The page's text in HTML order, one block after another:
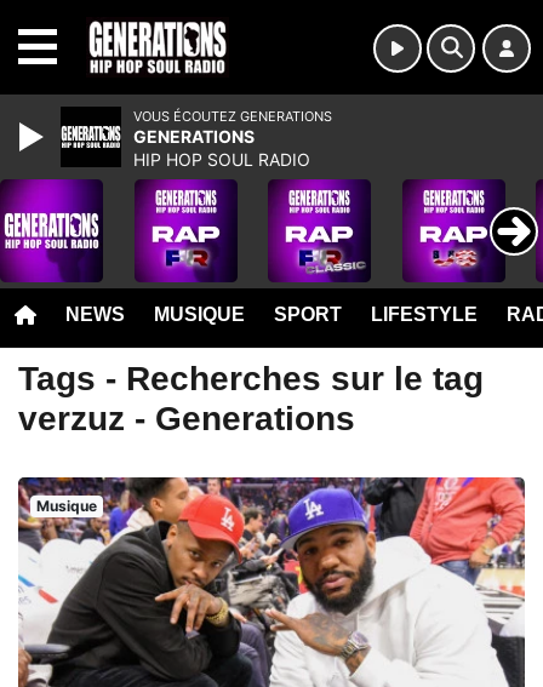
NEWS MUSIQUE SPORT LIFESTYLE
Tags - Recherches sur le tag
verzuz - Generations
Musique
VOUS ÉCOUTEZ GENERATIONS
GENERATIONS
HIP HOP SOUL RADIO